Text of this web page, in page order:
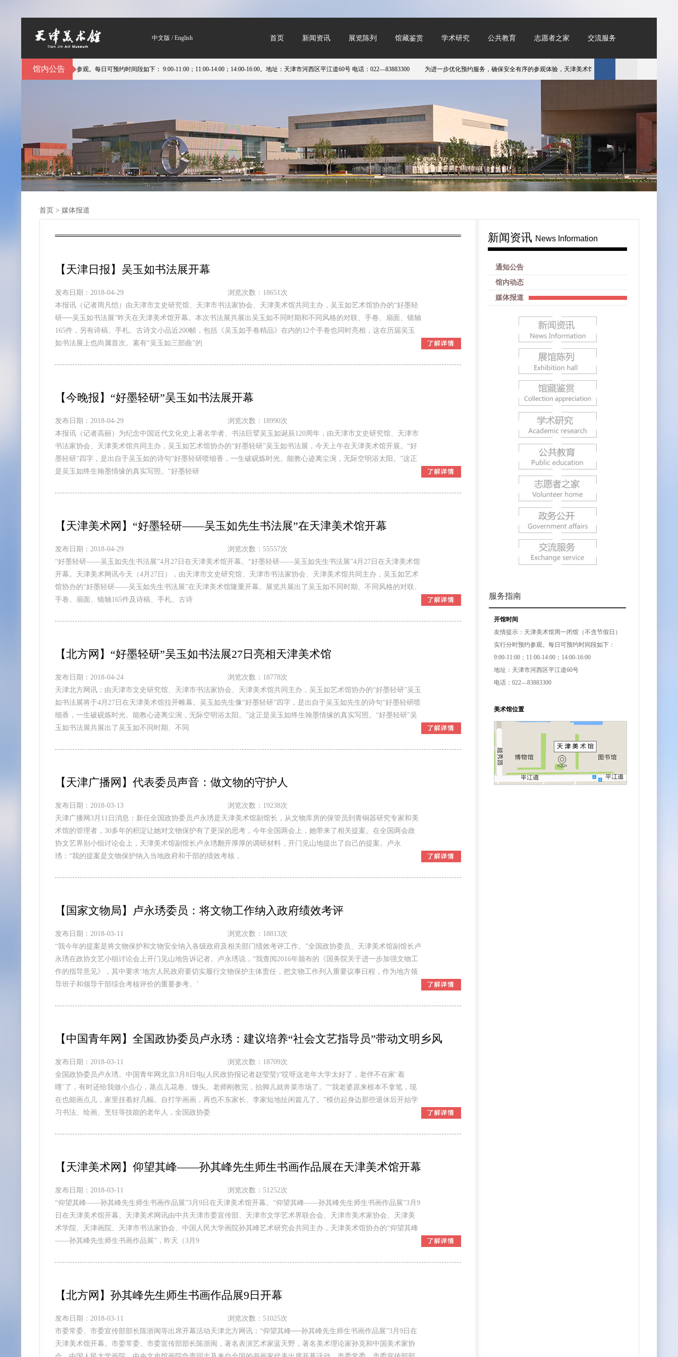
中文版 /English 首页 新闻资讯 展览陈列 馆藏鉴赏 学术研究 公共教育 志愿者之家 交流服务
馆内公告
日） 实行分时预约参观。每日可预约时间段如下： 9:00-11:00；11:00-14:00；14:00-16:00。地址：天津市河西区平江道60号 电话：022—83883300 为进一步优化预约服务，确保安全有序的参观体验，天津美术馆自3月6日起对预约参观系统进行升
首页 > 媒体报道
【天津日报】吴玉如书法展开幕
发布日期：2018-04-29
浏览次数：18651次
本报讯（记者周凡恺）由天津市文史研究馆、天津市书法家协会、天津美术馆共同主办，吴玉如艺术馆协办的“好墨轻
研──吴玉如书法展”昨天在天津美术馆开幕。本次书法展共展出吴玉如不同时期和不同风格的对联、手卷、扇面、镜轴
165件，另有诗稿、手札、古诗文小品近200帧，包括《吴玉如手卷精品》在内的12个手卷也同时亮相，这在历届吴玉
如书法展上也尚属首次。素有“吴玉如三部曲”的
【今晚报】“好墨轻研”吴玉如书法展开幕
发布日期：2018-04-29
浏览次数：18990次
本报讯（记者高丽）为纪念中国近代文化史上著名学者、书法巨擘吴玉如诞辰120周年，由天津市文史研究馆、天津市
书法家协会、天津美术馆共同主办，吴玉如艺术馆协办的“好墨轻研”吴玉如书法展，今天上午在天津美术馆开展。“好
墨轻研”四字，是出自于吴玉如的诗句“好墨轻研喷细香，一生破砚炼时光。能教心迹离尘涴，无际空明浴太阳。”这正
是吴玉如终生翰墨情缘的真实写照。“好墨轻研
【天津美术网】“好墨轻研——吴玉如先生书法展”在天津美术馆开幕
发布日期：2018-04-29
浏览次数：55557次
“好墨轻研——吴玉如先生书法展”4月27日在天津美术馆开幕。“好墨轻研——吴玉如先生书法展”4月27日在天津美术馆
开幕。天津美术网讯今天（4月27日），由天津市文史研究馆、天津市书法家协会、天津美术馆共同主办，吴玉如艺术
馆协办的“好墨轻研——吴玉如先生书法展”在天津美术馆隆重开幕。展览共展出了吴玉如不同时期、不同风格的对联、
手卷、扇面、镜轴165件及诗稿、手札、古诗
【北方网】“好墨轻研”吴玉如书法展27日亮相天津美术馆
发布日期：2018-04-24
浏览次数：18778次
天津北方网讯：由天津市文史研究馆、天津市书法家协会、天津美术馆共同主办，吴玉如艺术馆协办的“好墨轻研”吴玉
如书法展将于4月27日在天津美术馆拉开帷幕。吴玉如先生像“好墨轻研”四字，是出自于吴玉如先生的诗句“好墨轻研喷
细香，一生破砚炼时光。能教心迹离尘涴，无际空明浴太阳。”这正是吴玉如终生翰墨情缘的真实写照。“好墨轻研”吴
玉如书法展共展出了吴玉如不同时期、不同
【天津广播网】代表委员声音：做文物的守护人
发布日期：2018-03-13
浏览次数：19238次
天津广播网3月11日消息：新任全国政协委员卢永琇是天津美术馆副馆长，从文物库房的保管员到青铜器研究专家和美
术馆的管理者，30多年的积淀让她对文物保护有了更深的思考，今年全国两会上，她带来了相关提案。在全国两会政
协文艺界别小组讨论会上，天津美术馆副馆长卢永琇翻开厚厚的调研材料，开门见山地提出了自己的提案。卢永
琇：“我的提案是文物保护纳入当地政府和干部的绩效考核，
【国家文物局】卢永琇委员：将文物工作纳入政府绩效考评
发布日期：2018-03-11
浏览次数：18813次
“我今年的提案是将文物保护和文物安全纳入各级政府及相关部门绩效考评工作。”全国政协委员、天津美术馆副馆长卢
永琇在政协文艺小组讨论会上开门见山地告诉记者。卢永琇说，“我查阅2016年颁布的《国务院关于进一步加强文物工
作的指导意见》，其中要求‘地方人民政府要切实履行文物保护主体责任，把文物工作列入重要议事日程，作为地方领
导班子和领导干部综合考核评价的重要参考。’
【中国青年网】全国政协委员卢永琇：建议培养“社会文艺指导员”带动文明乡风
发布日期：2018-03-11
浏览次数：18709次
全国政协委员卢永琇。中国青年网北京3月8日电(人民政协报记者赵莹莹)“哎呀这老年大学太好了，老伴不在家‘着
哩’了，有时还给我做小点心，蒸点儿花卷、馒头。老师刚教完，抬脚儿就奔菜市场了。”“我老婆原来根本不拿笔，现
在也能画点儿，家里挂着好几幅。自打学画画，再也不东家长、李家短地扯闲篇儿了。”模仿起身边那些退休后开始学
习书法、绘画、烹饪等技能的老年人，全国政协委
【天津美术网】仰望其峰——孙其峰先生师生书画作品展在天津美术馆开幕
发布日期：2018-03-11
浏览次数：51252次
“仰望其峰——孙其峰先生师生书画作品展”3月9日在天津美术馆开幕。“仰望其峰——孙其峰先生师生书画作品展”3月9
日在天津美术馆开幕。天津美术网讯由中共天津市委宣传部、天津市文学艺术界联合会、天津市美术家协会、天津美
术学院、天津画院、天津市书法家协会、中国人民大学画院孙其峰艺术研究会共同主办，天津美术馆协办的“仰望其峰
——孙其峰先生师生书画作品展”，昨天（3月9
【北方网】孙其峰先生师生书画作品展9日开幕
发布日期：2018-03-11
浏览次数：51025次
市委常委、市委宣传部部长陈浙闽等出席开幕活动天津北方网讯：“仰望其峰──孙其峰先生师生书画作品展”3月9日在
天津美术馆开幕。市委常委、市委宣传部部长陈浙闽，著名表演艺术家蓝天野，著名美术理论家孙克和中国美术家协
新闻资讯 News Information
通知公告
馆内动态
媒体报道
服务指南
开馆时间
友情提示：天津美术馆周一闭馆（不含节假日）
实行分时预约参观。每日可预约时间段如下：
9:00-11:00；11:00-14:00；14:00-16:00
地址：天津市河西区平江道60号
电话：022—83883300
美术馆位置